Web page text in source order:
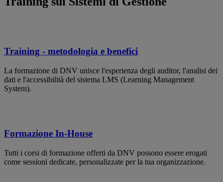
Training - metodologia e benefici
La formazione di DNV unisce l'esperienza degli auditor, l'analisi dei
dati e l'accessibilità del sistema LMS (Learning Management
System).
Formazione In-House
Tutti i corsi di formazione offerti da DNV possono essere erogati
come sessioni dedicate, personalizzate per la tua organizzazione.